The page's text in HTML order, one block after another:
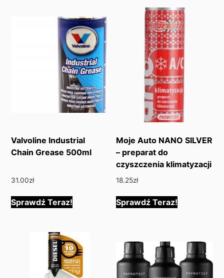
Valvoline Industrial
Chain Grease 500ml
31.00zł
Sprawdź Teraz!
Moje Auto NANO SILVER
– preparat do
czyszczenia klimatyzacji
18.25zł
Sprawdź Teraz!